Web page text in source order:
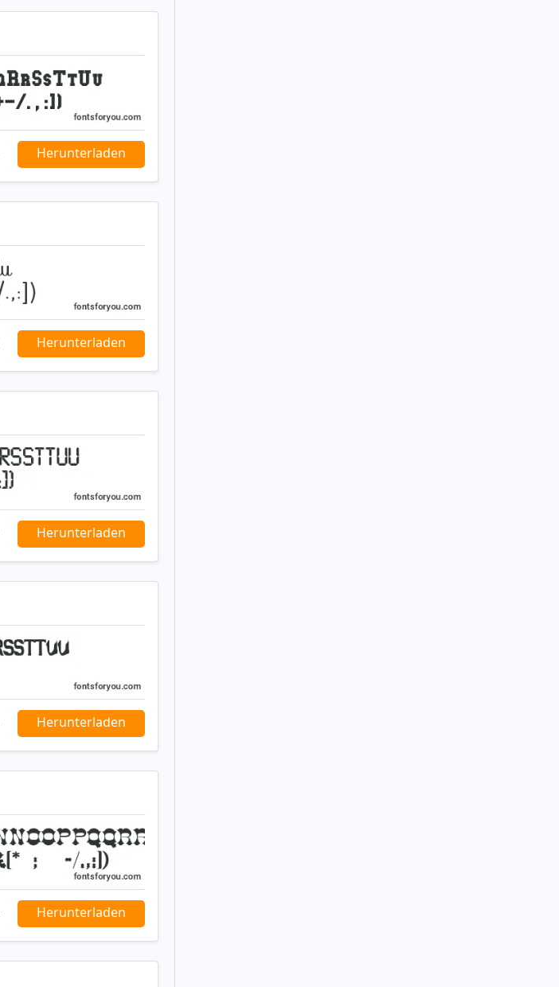
Herunterladen
Herunterladen
Herunterladen
Herunterladen
Herunterladen